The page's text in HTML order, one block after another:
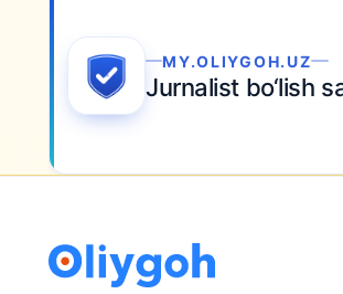
qadamnibugun tashlang.